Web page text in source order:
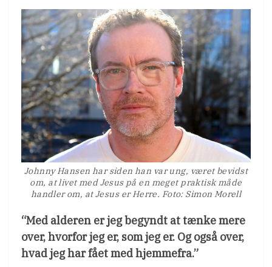
Johnny Hansen har siden han var ung, været bevidst
om, at livet med Jesus på en meget praktisk måde
handler om, at Jesus er Herre. Foto: Simon Morell
“Med alderen er jeg begyndt at tænke mere
over, hvorfor jeg er, som jeg er. Og også over,
hvad jeg har fået med hjemmefra.”